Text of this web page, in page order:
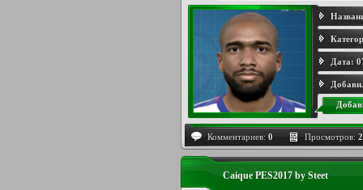
Дата:
Комментариев: 0 Просмотров:
Caique PES2017 by Steet